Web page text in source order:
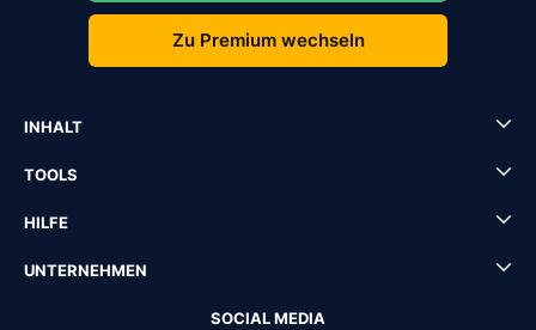
Zu Premium wechseln
INHALT
TOOLS
HILFE
UNTERNEHMEN
SOCIAL MEDIA